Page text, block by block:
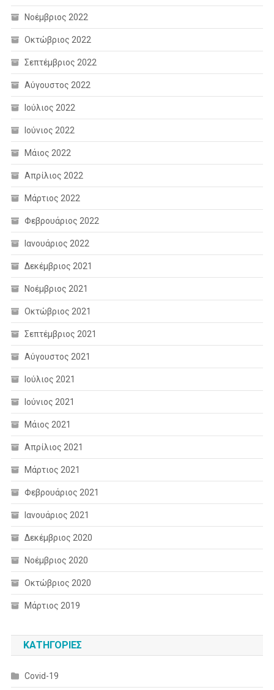
Νοέμβριος 2022
Οκτώβριος 2022
Σεπτέμβριος 2022
Αύγουστος 2022
Ιούλιος 2022
Ιούνιος 2022
Μάιος 2022
Απρίλιος 2022
Μάρτιος 2022
Φεβρουάριος 2022
Ιανουάριος 2022
Δεκέμβριος 2021
Νοέμβριος 2021
Οκτώβριος 2021
Σεπτέμβριος 2021
Αύγουστος 2021
Ιούλιος 2021
Ιούνιος 2021
Μάιος 2021
Απρίλιος 2021
Μάρτιος 2021
Φεβρουάριος 2021
Ιανουάριος 2021
Δεκέμβριος 2020
Νοέμβριος 2020
Οκτώβριος 2020
Μάρτιος 2019
KΑΤΗΓΟΡΊΕΣ
Covid-19